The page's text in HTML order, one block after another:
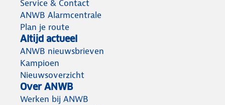
Service & Contact
ANWB Alarmcentrale
Plan je route
Altijd actueel
ANWB nieuwsbrieven
Kampioen
Nieuwsoverzicht
Over ANWB
Werken bij ANWB